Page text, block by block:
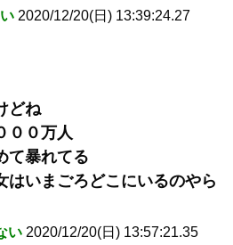
2020/12/20(日) 13:39:24.27
どね
００万人
て暴れてる
はいまごろどこにいるのやら
い 2020/12/20(日) 13:57:21.35